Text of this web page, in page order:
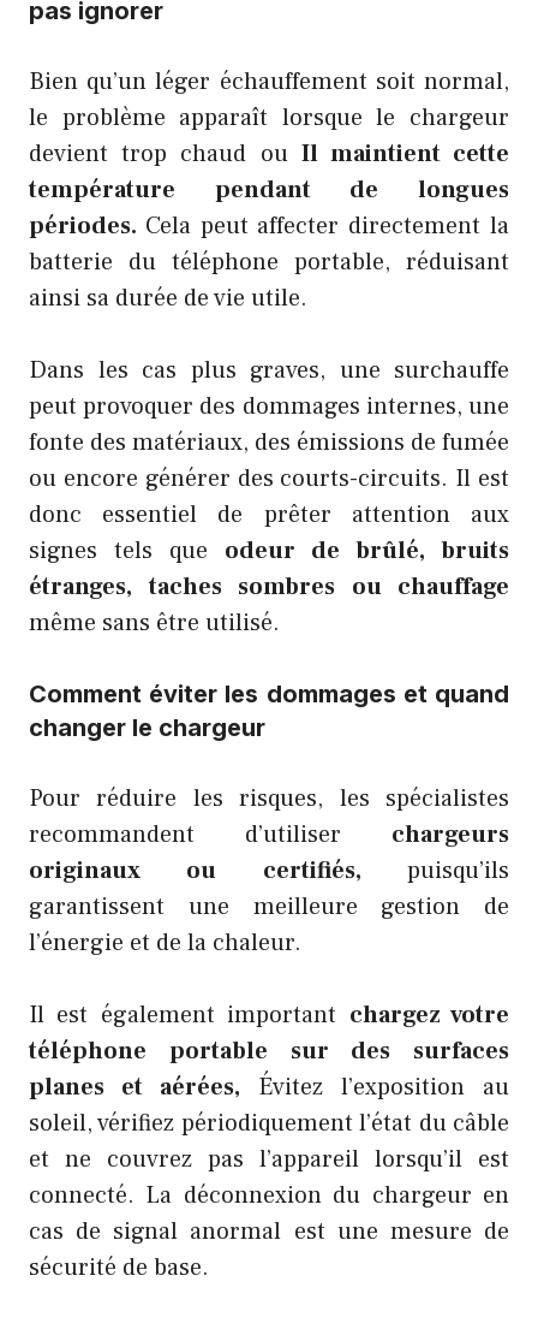
pas ignorer
Bien qu’un léger échauffement soit normal,
le problème apparaît lorsque le chargeur
devient trop chaud ou Il maintient cette
température pendant de longues
périodes. Cela peut affecter directement la
batterie du téléphone portable, réduisant
ainsi sa durée de vie utile.
Dans les cas plus graves, une surchauffe
peut provoquer des dommages internes, une
fonte des matériaux, des émissions de fumée
ou encore générer des courts-circuits. Il est
donc essentiel de prêter attention aux
signes tels que odeur de brûlé, bruits
étranges, taches sombres ou chauffage
même sans être utilisé.
Comment éviter les dommages et quand
changer le chargeur
Pour réduire les risques, les spécialistes
recommandent d’utiliser chargeurs
originaux ou certifiés, puisqu’ils
garantissent une meilleure gestion de
l’énergie et de la chaleur.
Il est également important chargez votre
téléphone portable sur des surfaces
planes et aérées, Évitez l’exposition au
soleil, vérifiez périodiquement l’état du câble
et ne couvrez pas l’appareil lorsqu’il est
connecté. La déconnexion du chargeur en
cas de signal anormal est une mesure de
sécurité de base.